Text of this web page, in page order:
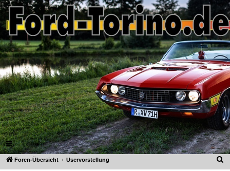
Ford-Torino.de
FAQ Anmelden
Registrieren
Foren-Übersicht Uservorstellung